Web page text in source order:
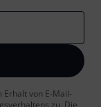
Erhalt von E-Mail-
zu. Die